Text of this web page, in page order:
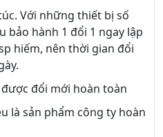
Với những thiết bị số
bảo hành 1 đổi 1 ngay lập
hiếm, nên thời gian đổi
được đổi mới hoàn toàn
là sản phẩm công ty hoàn